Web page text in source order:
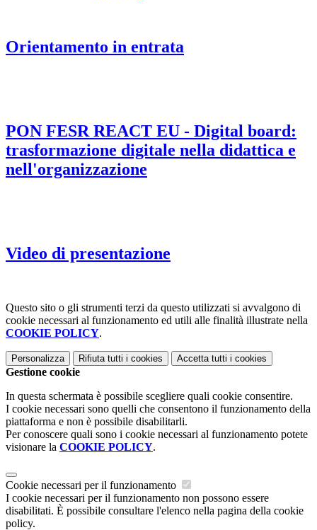
Orientamento in entrata
PON FESR REACT EU - Digital board:
trasformazione digitale nella didattica e
nell'organizzazione
Video di presentazione
Questo sito o gli strumenti terzi da questo utilizzati si avvalgono di
cookie necessari al funzionamento ed utili alle finalità illustrate nella
COOKIE POLICY.
Personalizza Rifiuta tutti i cookies Accetta tutti i cookies
Gestione cookie
In questa schermata è possibile scegliere quali cookie consentire.
I cookie necessari sono quelli che consentono il funzionamento della
piattaforma e non è possibile disabilitarli.
Per conoscere quali sono i cookie necessari al funzionamento potete
visionare la COOKIE POLICY.
Cookie necessari per il funzionamento
I cookie necessari per il funzionamento non possono essere
disabilitati. È possibile consultare l'elenco nella pagina della cookie
policy.